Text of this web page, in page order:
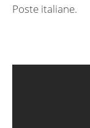
Poste italiane.